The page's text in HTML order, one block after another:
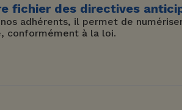
fichier des directives
adhérents, il permet de
conformément à la loi.